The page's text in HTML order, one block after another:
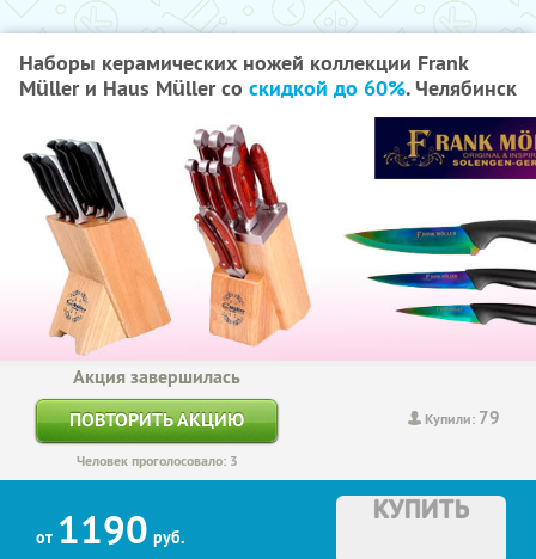
Наборы керамических ножей коллекции Frank
Müller и Haus Müller со скидкой до 60%. Челябинск
Купили: 79
Акция завершилась
ПОВТОРИТЬ АКЦИЮ
Человек проголосовало: 3
от 1190 руб.
КУПИТЬ